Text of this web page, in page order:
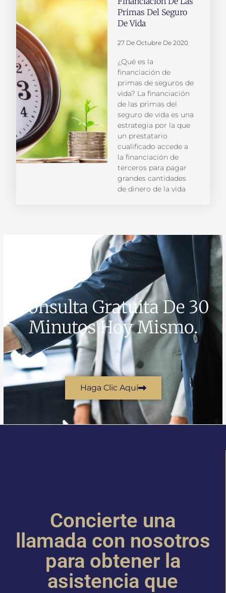
Primas Del Seguro
De Vida
27 De Octubre De 2020
¿Qué es la
financiación de
primas de seguros de
vida? La financiación
de las primas del
seguro de vida es una
estrategia por la que
un prestatario
cualificado accede a
la financiación de
terceros para pagar
grandes cantidades
de dinero de la vida
Consulta Gratuita De 30
Minutos Hoy Mismo.
Haga Clic Aquí
Concierte una
llamada con nosotros
para obtener la
asistencia que